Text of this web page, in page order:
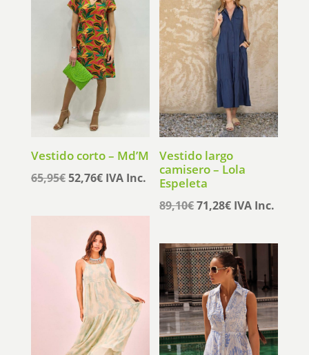
Vestido corto – Md’M
65,95€El
original
65,95€.
52,76€El
actual
es:
52,76€.
IVA Inc.
Vestido largo
camisero – Lola
Espeleta
89,10€El
original
era:
89,10€.
71,28€El
actual
es:
71,28€.
IVA Inc.